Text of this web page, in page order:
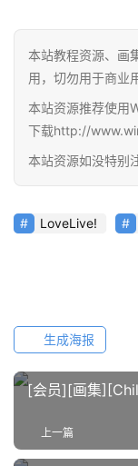
资
源
公
开
绘
本站教程资源、画
用，切勿用于商业
本站资源推荐使用
下载http://
本站资源如没特别
LoveLive!
生成海报
[会员][画集
上一篇